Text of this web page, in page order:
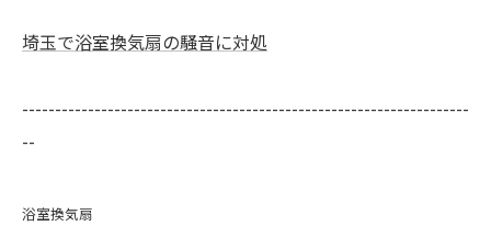
埼玉で浴室換気扇の騒音に対処
--------------------------------------------------------------------
--
浴室換気扇